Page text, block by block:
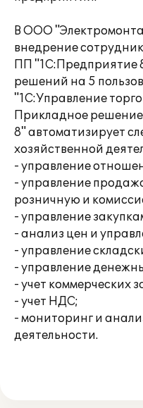
В ООО
внедрение
ПП "1С:Предприятие
решений на 5
"1С:Управление
Прикладное решение
8" автоматизирует
хозяйственной
- управление
- управление
розничную и
- управление
- анализ цен и
- управление
- управление
- учет коммерческих
- учет НДС;
- мониторинг и
деятельности.